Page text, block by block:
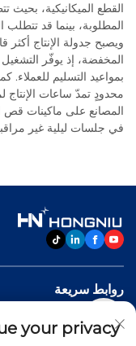
القطع الميكانيكية، بحيث
المطلوبة، بينما قد
ويصبح جدولة الإنتاج أكثر
المخفضة، إذ يوفّر التشغيل
بمواعيد التسليم
محدودٍ تمدّ ساعات الإنتاج
المصانع على ماكينات قص
في جلسات ليلية غير
روابط سريعة
منتجات
your privacy